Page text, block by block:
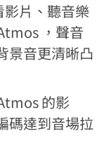
影片、聽音樂
，聲音
景音更清晰凸
的影
碼達到音場拉